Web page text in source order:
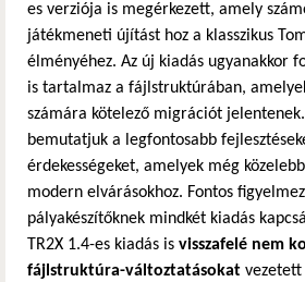
es verziója is megérkezett, amely
játékmeneti újítást hoz a klasszikus
élményéhez. Az új kiadás ugyanakkor
is tartalmaz a fájlstruktúrában,
számára kötelező migrációt
bemutatjuk a legfontosabb
érdekességeket, amelyek még
modern elvárásokhoz. Fontos
pályakészítőknek mindkét kiadás
TR2X 1.4-es kiadás is visszafelé nem
fájlstruktúra-változtatásokat vezetett